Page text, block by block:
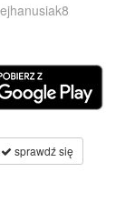
sprawdź się